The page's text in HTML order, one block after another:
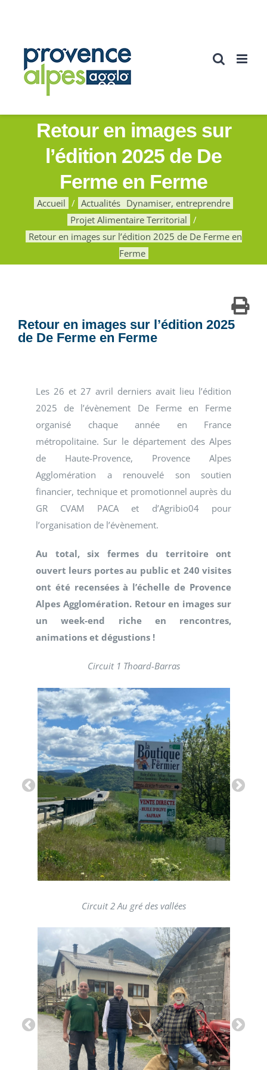
Retour en images sur
l’édition 2025 de De
Ferme en Ferme
Accueil Actualités Dynamiser, entreprendre
Projet Alimentaire Territorial
Retour en images sur l’édition 2025 de De Ferme en
Ferme
Retour en images sur l’édition 2025
de De Ferme en Ferme
Les 26 et 27 avril derniers avait lieu l’édition
2025 de l’évènement De Ferme en Ferme
organisé chaque année en France
métropolitaine. Sur le département des Alpes
de Haute-Provence, Provence Alpes
Agglomération a renouvelé son soutien
financier, technique et promotionnel auprès du
GR CVAM PACA et d’Agribio04 pour
l’organisation de l’évènement.
Au total, six fermes du territoire ont
ouvert leurs portes au public et 240 visites
ont été recensées à l’échelle de Provence
Alpes Agglomération. Retour en images sur
un week-end riche en rencontres,
animations et dégustions !
Circuit 1 Thoard-Barras
Circuit 2 Au gré des vallées